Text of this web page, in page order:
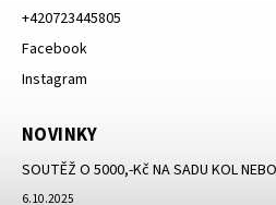
+420723445805
Facebook
Instagram
NOVINKY
SOUTĚŽ O 5000,-Kč NA SADU KOL
6.10.2025